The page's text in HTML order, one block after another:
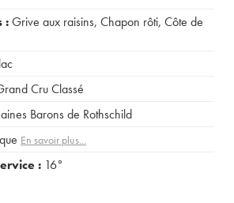
:Grive aux raisins, Chapon rôti, Côte de
Cru Classé
Barons de Rothschild
En savoir plus...
: 16°